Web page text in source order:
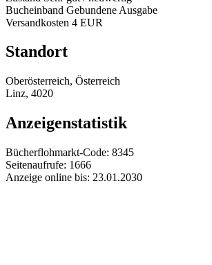
Bucheinband Gebundene Ausgabe
Versandkosten 4 EUR
Standort
Oberösterreich, Österreich
Linz, 4020
Anzeigenstatistik
Bücherflohmarkt-Code: 8345
Seitenaufrufe: 1666
Anzeige online bis: 23.01.2030